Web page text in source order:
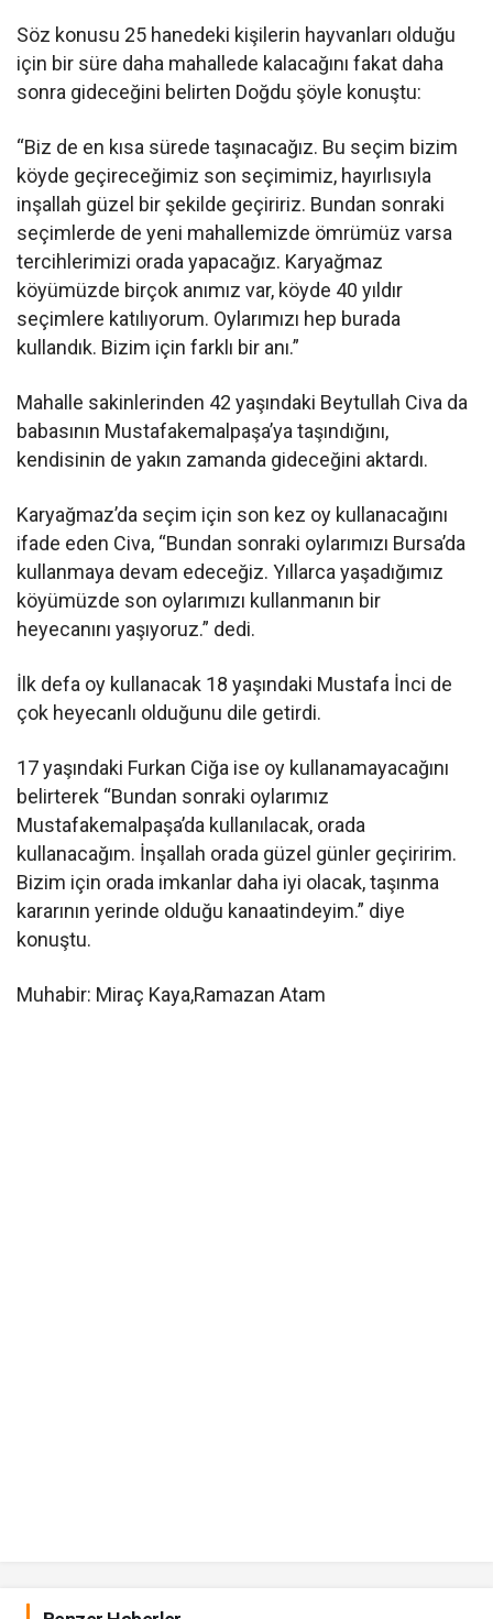
Söz konusu 25 hanedeki kişilerin hayvanları olduğu
için bir süre daha mahallede kalacağını fakat daha
sonra gideceğini belirten Doğdu şöyle konuştu:
“Biz de en kısa sürede taşınacağız. Bu seçim bizim
köyde geçireceğimiz son seçimimiz, hayırlısıyla
inşallah güzel bir şekilde geçiririz. Bundan sonraki
seçimlerde de yeni mahallemizde ömrümüz varsa
tercihlerimizi orada yapacağız. Karyağmaz
köyümüzde birçok anımız var, köyde 40 yıldır
seçimlere katılıyorum. Oylarımızı hep burada
kullandık. Bizim için farklı bir anı.”
Mahalle sakinlerinden 42 yaşındaki Beytullah Civa da
babasının Mustafakemalpaşa’ya taşındığını,
kendisinin de yakın zamanda gideceğini aktardı.
Karyağmaz’da seçim için son kez oy kullanacağını
ifade eden Civa, “Bundan sonraki oylarımızı Bursa’da
kullanmaya devam edeceğiz. Yıllarca yaşadığımız
köyümüzde son oylarımızı kullanmanın bir
heyecanını yaşıyoruz.” dedi.
İlk defa oy kullanacak 18 yaşındaki Mustafa İnci de
çok heyecanlı olduğunu dile getirdi.
17 yaşındaki Furkan Ciğa ise oy kullanamayacağını
belirterek “Bundan sonraki oylarımız
Mustafakemalpaşa’da kullanılacak, orada
kullanacağım. İnşallah orada güzel günler geçiririm.
Bizim için orada imkanlar daha iyi olacak, taşınma
kararının yerinde olduğu kanaatindeyim.” diye
konuştu.
Muhabir: Miraç Kaya,Ramazan Atam